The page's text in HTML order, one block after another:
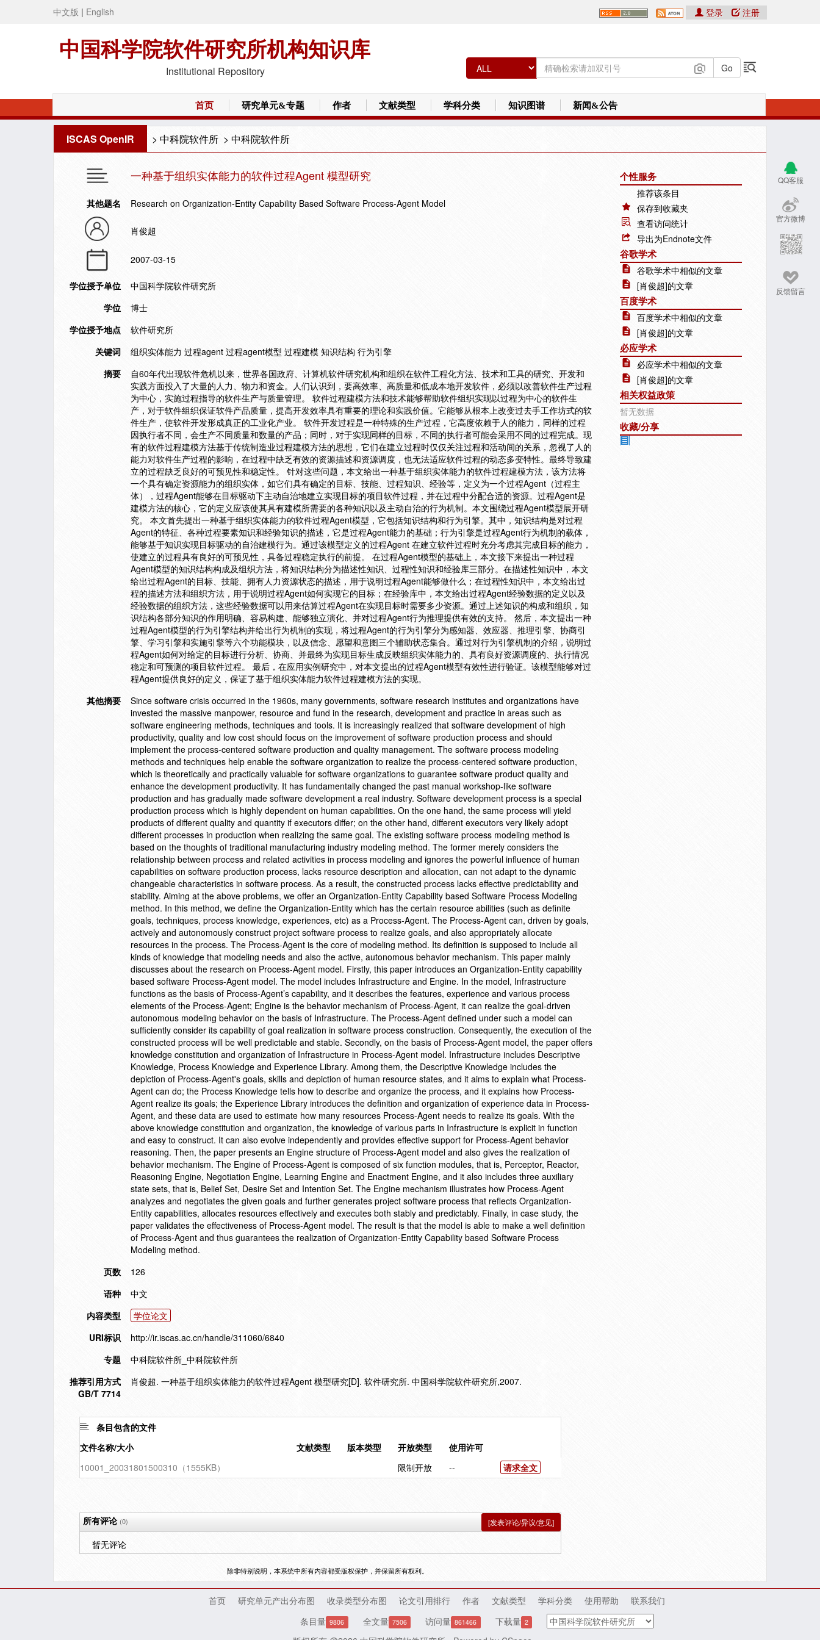
中文版 | English
中国科学院软件研究所机构知识库
Institutional Repository
登录 注册
首页 研究单元&专题 作者 文献类型 学科分类 知识图谱 新闻&公告
ISCAS OpenIR > 中科院软件所 > 中科院软件所
QQ客服
官方微博
反馈留言
一种基于组织实体能力的软件过程Agent 模型研究
其他题名 Research on Organization-Entity Capability Based Software Process-Agent Model
肖俊超
2007-03-15
学位授予单位
中国科学院软件研究所
学位
博士
学位授予地点
软件研究所
关键词
组织实体能力 过程agent 过程agent模型 过程建模 知识结构 行为引擎
摘要
自60年代出现软件危机以来，世界各国政府、计算机软件研究机构和组织在软件工程化方法、技术和工具的研究、开发和
实践方面投入了大量的人力、物力和资金。人们认识到，要高效率、高质量和低成本地开发软件，必须以改善软件生产过程
为中心，实施过程指导的软件生产与质量管理。 软件过程建模方法和技术能够帮助软件组织实现以过程为中心的软件生
产，对于软件组织保证软件产品质量，提高开发效率具有重要的理论和实践价值。它能够从根本上改变过去手工作坊式的软
件生产，使软件开发形成真正的工业化产业。 软件开发过程是一种特殊的生产过程，它高度依赖于人的能力，同样的过程
因执行者不同，会生产不同质量和数量的产品；同时，对于实现同样的目标，不同的执行者可能会采用不同的过程完成。现
有的软件过程建模方法基于传统制造业过程建模方法的思想，它们在建立过程时仅仅关注过程和活动间的关系，忽视了人的
能力对软件生产过程的影响，在过程中缺乏有效的资源描述和资源调度，也无法适应软件过程的动态多变特性。最终导致建
立的过程缺乏良好的可预见性和稳定性。 针对这些问题，本文给出一种基于组织实体能力的软件过程建模方法，该方法将
一个具有确定资源能力的组织实体，如它们具有确定的目标、技能、过程知识、经验等，定义为一个过程Agent（过程主
体），过程Agent能够在目标驱动下主动自治地建立实现目标的项目软件过程，并在过程中分配合适的资源。过程Agent是
建模方法的核心，它的定义应该使其具有建模所需要的各种知识以及主动自治的行为机制。本文围绕过程Agent模型展开研
究。 本文首先提出一种基于组织实体能力的软件过程Agent模型，它包括知识结构和行为引擎。其中，知识结构是对过程
Agent的特征、各种过程要素知识和经验知识的描述，它是过程Agent能力的基础；行为引擎是过程Agent行为机制的载体，
能够基于知识实现目标驱动的自治建模行为。通过该模型定义的过程Agent 在建立软件过程时充分考虑其完成目标的能力，
使建立的过程具有良好的可预见性，具备过程稳定执行的前提。 在过程Agent模型的基础上，本文接下来提出一种过程
Agent模型的知识结构构成及组织方法，将知识结构分为描述性知识、过程性知识和经验库三部分。在描述性知识中，本文
给出过程Agent的目标、技能、拥有人力资源状态的描述，用于说明过程Agent能够做什么；在过程性知识中，本文给出过
程的描述方法和组织方法，用于说明过程Agent如何实现它的目标；在经验库中，本文给出过程Agent经验数据的定义以及
经验数据的组织方法，这些经验数据可以用来估算过程Agent在实现目标时需要多少资源。通过上述知识的构成和组织，知
识结构各部分知识的作用明确、容易构建、能够独立演化、并对过程Agent行为推理提供有效的支持。 然后，本文提出一种
过程Agent模型的行为引擎结构并给出行为机制的实现，将过程Agent的行为引擎分为感知器、效应器、推理引擎、协商引
擎、学习引擎和实施引擎等六个功能模块，以及信念、愿望和意图三个辅助状态集合。通过对行为引擎机制的介绍，说明过
程Agent如何对给定的目标进行分析、协商、并最终为实现目标生成反映组织实体能力的、具有良好资源调度的、执行情况
稳定和可预测的项目软件过程。 最后，在应用实例研究中，对本文提出的过程Agent模型有效性进行验证。该模型能够对过
程Agent提供良好的定义，保证了基于组织实体能力软件过程建模方法的实现。
其他摘要
Since software crisis occurred in the 1960s, many governments, software research institutes and organizations have
invested the massive manpower, resource and fund in the research, development and practice in areas such as
software engineering methods, techniques and tools. It is increasingly realized that software development of high
productivity, quality and low cost should focus on the improvement of software production process and should
implement the process-centered software production and quality management. The software process modeling
methods and techniques help enable the software organization to realize the process-centered software production,
which is theoretically and practically valuable for software organizations to guarantee software product quality and
enhance the development productivity. It has fundamentally changed the past manual workshop-like software
production and has gradually made software development a real industry. Software development process is a special
production process which is highly dependent on human capabilities. On the one hand, the same process will yield
products of different quality and quantity if executors differ; on the other hand, different executors very likely adopt
different processes in production when realizing the same goal. The existing software process modeling method is
based on the thoughts of traditional manufacturing industry modeling method. The former merely considers the
relationship between process and related activities in process modeling and ignores the powerful influence of human
capabilities on software production process, lacks resource description and allocation, can not adapt to the dynamic
changeable characteristics in software process. As a result, the constructed process lacks effective predictability and
stability. Aiming at the above problems, we offer an Organization-Entity Capability based Software Process Modeling
method. In this method, we define the Organization-Entity which has the certain resource abilities (such as definite
goals, techniques, process knowledge, experiences, etc) as a Process-Agent. The Process-Agent can, driven by goals,
actively and autonomously construct project software process to realize goals, and also appropriately allocate
resources in the process. The Process-Agent is the core of modeling method. Its definition is supposed to include all
kinds of knowledge that modeling needs and also the active, autonomous behavior mechanism. This paper mainly
discusses about the research on Process-Agent model. Firstly, this paper introduces an Organization-Entity capability
based software Process-Agent model. The model includes Infrastructure and Engine. In the model, Infrastructure
functions as the basis of Process-Agent’s capability, and it describes the features, experience and various process
elements of the Process-Agent; Engine is the behavior mechanism of Process-Agent, it can realize the goal-driven
autonomous modeling behavior on the basis of Infrastructure. The Process-Agent defined under such a model can
sufficiently consider its capability of goal realization in software process construction. Consequently, the execution of the
constructed process will be well predictable and stable. Secondly, on the basis of Process-Agent model, the paper offers
knowledge constitution and organization of Infrastructure in Process-Agent model. Infrastructure includes Descriptive
Knowledge, Process Knowledge and Experience Library. Among them, the Descriptive Knowledge includes the
depiction of Process-Agent's goals, skills and depiction of human resource states, and it aims to explain what Process-
Agent can do; the Process Knowledge tells how to describe and organize the process, and it explains how Process-
Agent realize its goals; the Experience Library introduces the definition and organization of experience data in Process-
Agent, and these data are used to estimate how many resources Process-Agent needs to realize its goals. With the
above knowledge constitution and organization, the knowledge of various parts in Infrastructure is explicit in function
and easy to construct. It can also evolve independently and provides effective support for Process-Agent behavior
reasoning. Then, the paper presents an Engine structure of Process-Agent model and also gives the realization of
behavior mechanism. The Engine of Process-Agent is composed of six function modules, that is, Perceptor, Reactor,
Reasoning Engine, Negotiation Engine, Learning Engine and Enactment Engine, and it also includes three auxiliary
state sets, that is, Belief Set, Desire Set and Intention Set. The Engine mechanism illustrates how Process-Agent
analyzes and negotiates the given goals and further generates project software process that reflects Organization-
Entity capabilities, allocates resources effectively and executes both stably and predictably. Finally, in case study, the
paper validates the effectiveness of Process-Agent model. The result is that the model is able to make a well definition
of Process-Agent and thus guarantees the realization of Organization-Entity Capability based Software Process
Modeling method.
页数
126
语种
中文
内容类型
学位论文
URI标识
http://ir.iscas.ac.cn/handle/311060/6840
专题
中科院软件所_中科院软件所
推荐引用方式
GB/T 7714
肖俊超. 一种基于组织实体能力的软件过程Agent 模型研究[D]. 软件研究所. 中国科学院软件研究所,2007.
条目包含的文件
文件名称/大小
文献类型 版本类型 开放类型
使用许可
10001_20031801500310（1555KB）
限制开放 -- 请求全文
个性服务
推荐该条目
保存到收藏夹
查看访问统计
导出为Endnote文件
谷歌学术
谷歌学术中相似的文章
[肖俊超]的文章
百度学术
百度学术中相似的文章
[肖俊超]的文章
必应学术
必应学术中相似的文章
[肖俊超]的文章
相关权益政策
暂无数据
收藏/分享
所有评论(0) [发表评论/异议/意见]
暂无评论
除非特别说明，本系统中所有内容都受版权保护，并保留所有权利。
首页 研究单元产出分布图 收录类型分布图 论文引用排行 作者 文献类型 学科分类 使用帮助
联系我们
条目量 9806 全文量 7506 访问量 861466 下载量 2